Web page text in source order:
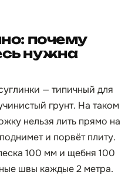
почему
нужна
— типичный для
грунт. На таком
нельзя лить прямо на
и порвёт плиту.
100 мм и щебня 100
швы каждые 2 метра.